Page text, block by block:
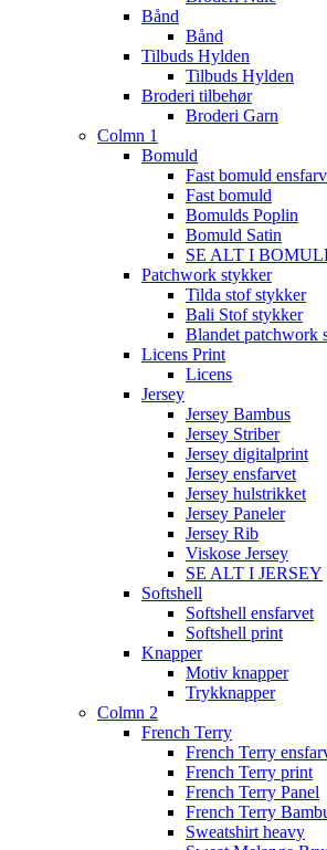
Bånd
Bånd
Tilbuds Hylden
Tilbuds Hylden
Broderi tilbehør
Broderi Garn
Colmn 1
Bomuld
Fast bomuld
Fast bomuld
Bomulds Poplin
Bomuld Satin
SE ALT I
Patchwork stykker
Tilda stof stykker
Bali Stof stykker
Blandet patchwork
Licens Print
Licens
Jersey
Jersey Bambus
Jersey Striber
Jersey digitalprint
Jersey ensfarvet
Jersey hulstrikket
Jersey Paneler
Jersey Rib
Viskose Jersey
SE ALT I JERSEY
Softshell
Softshell ensfarvet
Softshell print
Knapper
Motiv knapper
Trykknapper
Colmn 2
French Terry
French Terry
French Terry print
French Terry Panel
French Terry
Sweatshirt heavy